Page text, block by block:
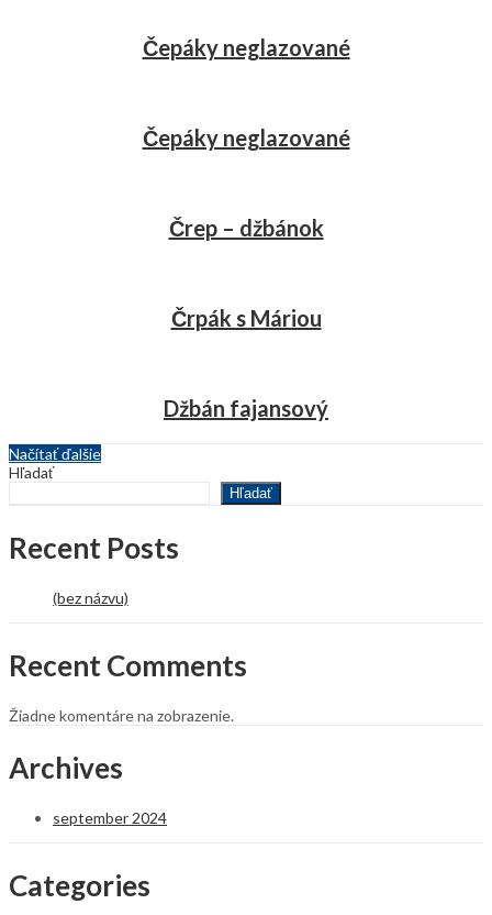
Čepáky neglazované
Čepáky neglazované
Črep – džbánok
Črpák s Máriou
Džbán fajansový
Načítať ďalšie
Hľadať
Hľadať
Recent Posts
(bez názvu)
Recent Comments
Žiadne komentáre na zobrazenie.
Archives
september 2024
Categories